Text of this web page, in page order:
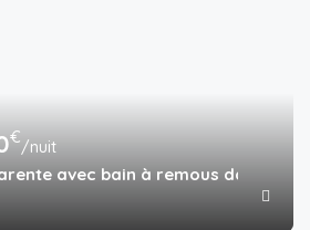
€/nuit
avec bain à remous dans une